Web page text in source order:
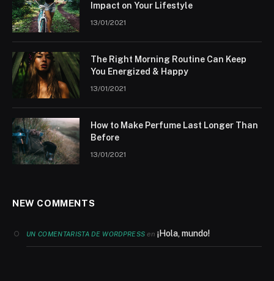
Impact on Your Lifestyle
13/01/2021
The Right Morning Routine Can Keep
You Energized & Happy
13/01/2021
How to Make Perfume Last Longer Than
Before
13/01/2021
NEW COMMENTS
UN COMENTARISTA DE WORDPRESS en¡Hola, mundo!